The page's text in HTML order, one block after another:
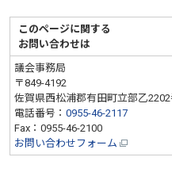
このページに関する
お問い合わせは
議会事務局
〒849-4192
佐賀県西松浦郡有田町立部乙
電話番号：0955-46-2117
Fax：0955-46-2100
お問い合わせフォーム